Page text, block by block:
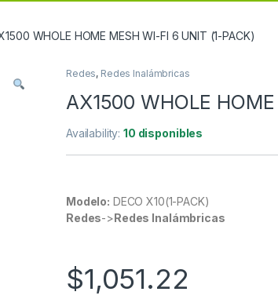
WHOLE HOME MESH WI-FI 6 UNIT (1-PACK)
Redes, Redes Inalámbricas
AX1500 WHOLE
Availability:10 disponibles
Modelo: DECO X10(1-PACK)
Redes->Redes Inalámbricas
$1,051.22